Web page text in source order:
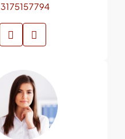
3175157794